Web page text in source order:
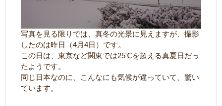
写真を見る限りでは、真冬の光景に見えますが、撮影
したのは昨日（4月4日）です。
この日は、東京など関東では25℃を超える真夏日だっ
たようです。
同じ日本なのに、こんなにも気候が違っていて、驚い
ています。